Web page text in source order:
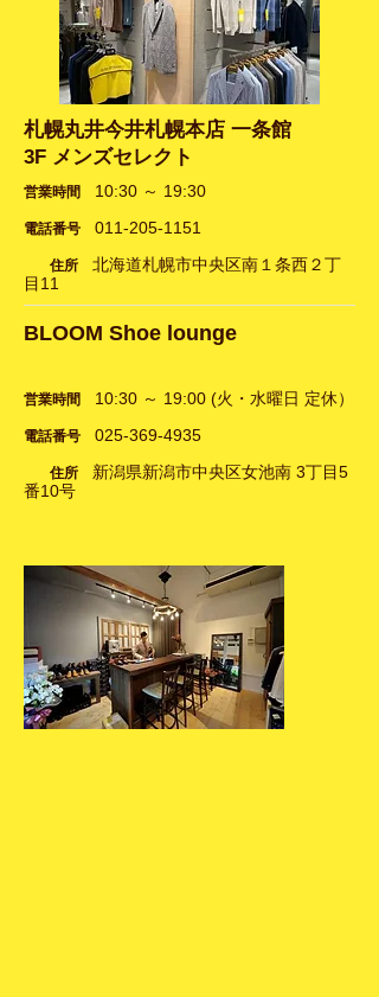
札幌丸井今井札幌本店 一条館
3F メンズセレクト
営業時間 10:30 ～ 19:30
電話番号
011-205-1151
住所 北海道札幌市中央区南１条西２丁
目11
BLOOM Shoe lounge
営業時間 10:30 ～ 19:00 (火・水曜日 定休）
電話番号
025-369-4935
住所 新潟県新潟市中央区女池南 3丁目5
番10号